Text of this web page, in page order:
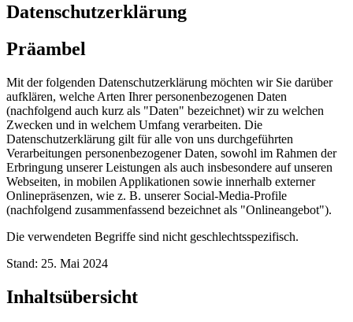
Datenschutzerklärung
Präambel
Mit der folgenden Datenschutzerklärung möchten wir Sie darüber
aufklären, welche Arten Ihrer personenbezogenen Daten
(nachfolgend auch kurz als "Daten" bezeichnet) wir zu welchen
Zwecken und in welchem Umfang verarbeiten. Die
Datenschutzerklärung gilt für alle von uns durchgeführten
Verarbeitungen personenbezogener Daten, sowohl im Rahmen der
Erbringung unserer Leistungen als auch insbesondere auf unseren
Webseiten, in mobilen Applikationen sowie innerhalb externer
Onlinepräsenzen, wie z. B. unserer Social-Media-Profile
(nachfolgend zusammenfassend bezeichnet als "Onlineangebot").
Die verwendeten Begriffe sind nicht geschlechtsspezifisch.
Stand: 25. Mai 2024
Inhaltsübersicht